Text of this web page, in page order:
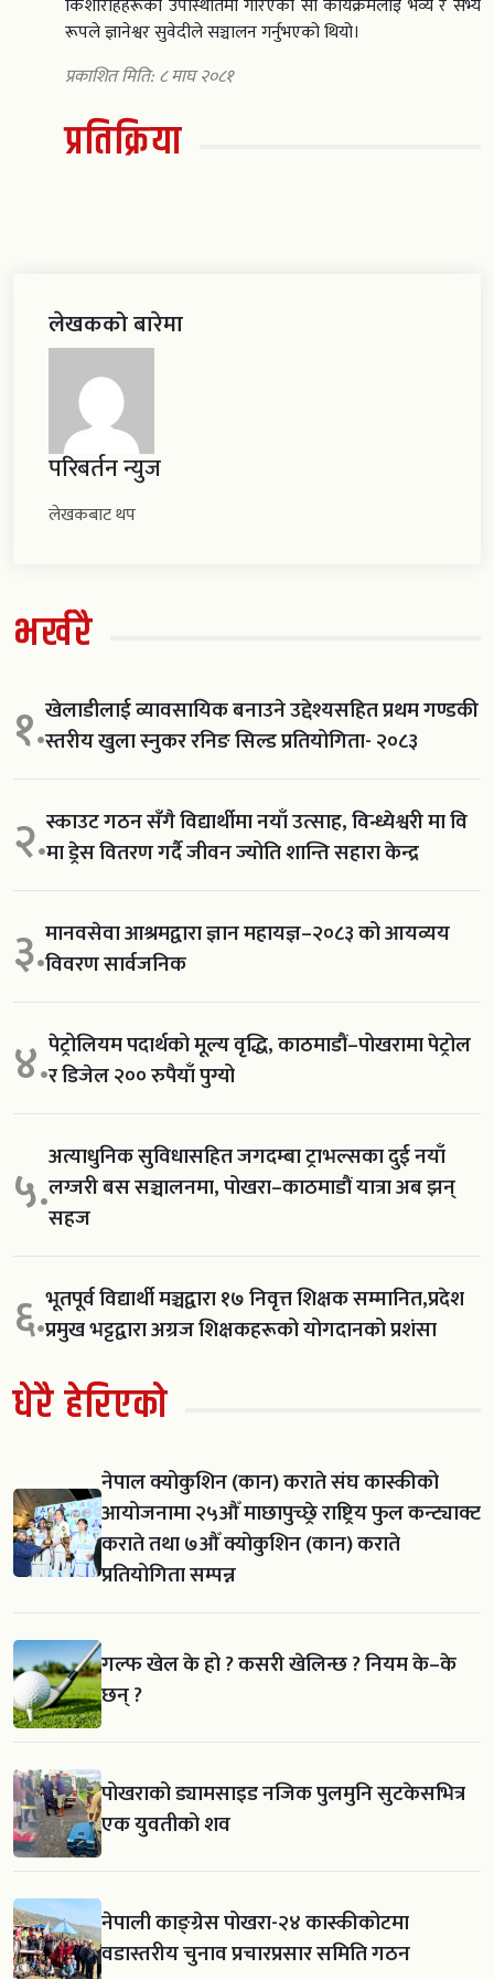
किशोरीहहरूको उपस्थितिमा गरिएको सो कार्यक्रमलाइ भव्य र सभ्य
रूपले ज्ञानेश्वर सुवेदीले सञ्चालन गर्नुभएको थियो।
प्रकाशित मिति: ८ माघ २०८१
प्रतिक्रिया
लेखकको बारेमा
परिबर्तन न्युज
लेखकबाट थप
भर्खरै
१.खेलाडीलाई व्यावसायिक बनाउने उद्देश्यसहित प्रथम गण्डकी
स्तरीय खुला स्नुकर रनिङ सिल्ड प्रतियोगिता- २०८३
२.स्काउट गठन सँगै विद्यार्थीमा नयाँ उत्साह, विन्ध्येश्वरी मा वि
मा ड्रेस वितरण गर्दै जीवन ज्योति शान्ति सहारा केन्द्र
३.मानवसेवा आश्रमद्वारा ज्ञान महायज्ञ–२०८३ को आयव्यय
विवरण सार्वजनिक
४.पेट्रोलियम पदार्थको मूल्य वृद्धि, काठमाडौं–पोखरामा पेट्रोल
र डिजेल २०० रुपैयाँ पुग्यो
५.अत्याधुनिक सुविधासहित जगदम्बा ट्राभल्सका दुई नयाँ
लग्जरी बस सञ्चालनमा, पोखरा–काठमाडौं यात्रा अब झन्
सहज
६.भूतपूर्व विद्यार्थी मञ्चद्वारा १७ निवृत्त शिक्षक सम्मानित,प्रदेश
प्रमुख भट्टद्वारा अग्रज शिक्षकहरूको योगदानको प्रशंसा
धेरै हेरिएको
नेपाल क्योकुशिन (कान) कराते संघ कास्कीको
आयोजनामा २५औँ माछापुच्छ्रे राष्ट्रिय फुल कन्ट्याक्ट
कराते तथा ७औँ क्योकुशिन (कान) कराते
प्रतियोगिता सम्पन्न
गल्फ खेल के हो ? कसरी खेलिन्छ ? नियम के–के
छन् ?
पोखराको ड्यामसाइड नजिक पुलमुनि सुटकेसभित्र
एक युवतीको शव
नेपाली काङ्ग्रेस पोखरा-२४ कास्कीकोटमा
वडास्तरीय चुनाव प्रचारप्रसार समिति गठन